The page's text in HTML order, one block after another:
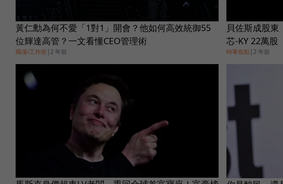
黃仁勳為何不愛「1對1」開會？他如何高效統御55
位輝達高管？一文看懂CEO管理術
職場/工作術 |2 年前
貝佐斯成股
芯-KY 22萬股
時事焦點 |2 年前